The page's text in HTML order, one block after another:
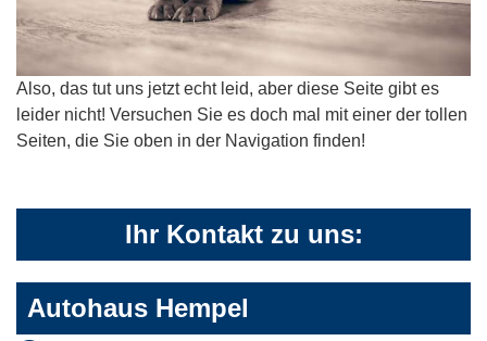
Also, das tut uns jetzt echt leid, aber diese Seite gibt es
leider nicht! Versuchen Sie es doch mal mit einer der tollen
Seiten, die Sie oben in der Navigation finden!
Ihr Kontakt zu uns:
Autohaus Hempel